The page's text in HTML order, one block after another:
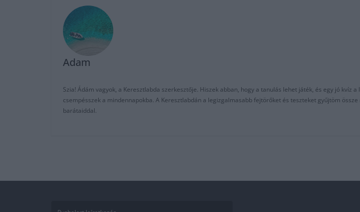
Adam
Szia! Ádám vagyok, a Keresztlabda szerkesztője. Hiszek abban, hogy a tanulás lehet játék, és egy jó
csempésszek a mindennapokba. A Keresztlabdán a legizgalmasabb fejtörőket és teszteket gyűjtöm
barátaiddal.